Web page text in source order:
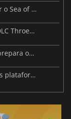
A atualização Dawn of Equinox vai mudar o Sea of Stars para sempre
Sea of Stars revela novos conteúdos no DLC Throes of the Watchmaker
O trailer de lançamento de Sea of Stars prepara os jogadores para o lançamento do jogo na próxima semana
Jogue a demo de Sea of Stars em todas as plataformas hoje mesmo